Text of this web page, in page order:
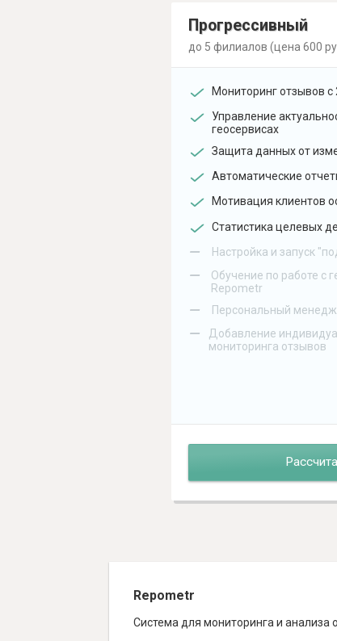
Прогрессивный
до 5 филиалов (цена 600
Мониторинг отзывов с
Управление
геосервисах
Защита данных от
Автоматические
Мотивация клиентов
Статистика целевых
– Настройка и запуск
–
Обучение по работе с
Repometr
– Персональный
–
Добавление
мониторинга отзывов
Repometr
Система для мониторинга и анализа